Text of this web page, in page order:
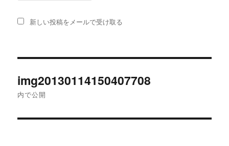
新しい投稿をメールで受け取る
稿
img20130114150407708
内で公開